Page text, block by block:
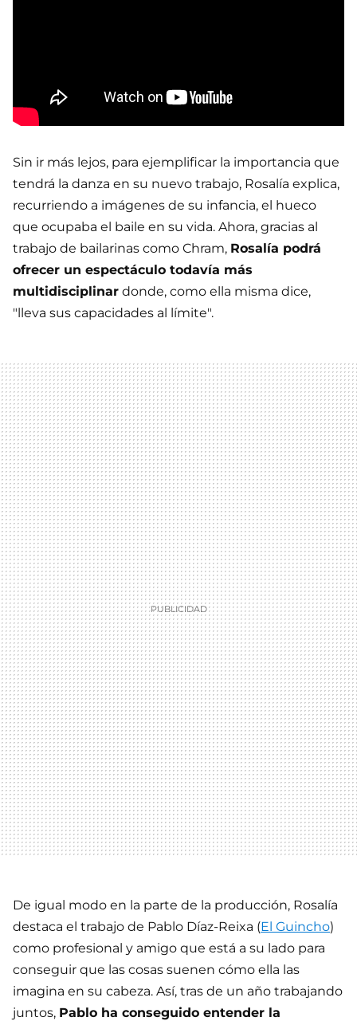
Sin ir más lejos, para ejemplificar la importancia que
tendrá la danza en su nuevo trabajo, Rosalía explica,
recurriendo a imágenes de su infancia, el hueco
que ocupaba el baile en su vida. Ahora, gracias al
trabajo de bailarinas como Chram, Rosalía podrá
ofrecer un espectáculo todavía más
multidisciplinar donde, como ella misma dice,
"lleva sus capacidades al límite".
De igual modo en la parte de la producción, Rosalía
destaca el trabajo de Pablo Díaz-Reixa (El Guincho)
como profesional y amigo que está a su lado para
conseguir que las cosas suenen cómo ella las
imagina en su cabeza. Así, tras de un año trabajando
juntos, Pablo ha conseguido entender la